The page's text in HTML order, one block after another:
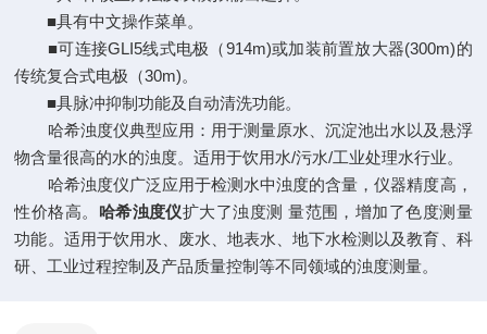
■具有中文操作菜单。
■可连接GLI5线式电极（914m)或加装前置放大器(300m)的
传统复合式电极（30m)。
■具脉冲抑制功能及自动清洗功能。
哈希浊度仪典型应用：用于测量原水、沉淀池出水以及悬浮
物含量很高的水的浊度。适用于饮用水/污水/工业处理水行业。
哈希浊度仪广泛应用于检测水中浊度的含量，仪器精度高，
性价格高。 哈希浊度仪扩大了浊度测 量范围，增加了色度测量
功能。适用于饮用水、废水、地表水、地下水检测以及教育、科
研、工业过程控制及产品质量控制等不同领域的浊度测量。